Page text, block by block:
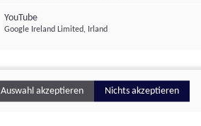
YouTube
Google Ireland Limited, Irland
Auswahl akzeptieren Nichts akzeptieren